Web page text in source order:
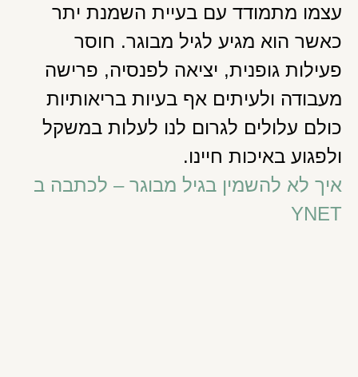
עצמו מתמודד עם בעיית השמנת יתר
כאשר הוא מגיע לגיל מבוגר. חוסר
פעילות גופנית, יציאה לפנסיה, פרישה
מעבודה ולעיתים אף בעיות בריאותיות
כולם עלולים לגרום לנו לעלות במשקל
ולפגוע באיכות חיינו.
איך לא להשמין בגיל מבוגר – לכתבה ב
YNET